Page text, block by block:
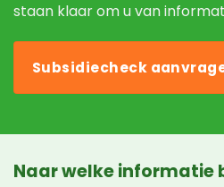
staan klaar om u van
Subsidiecheck
Naar welke informatie